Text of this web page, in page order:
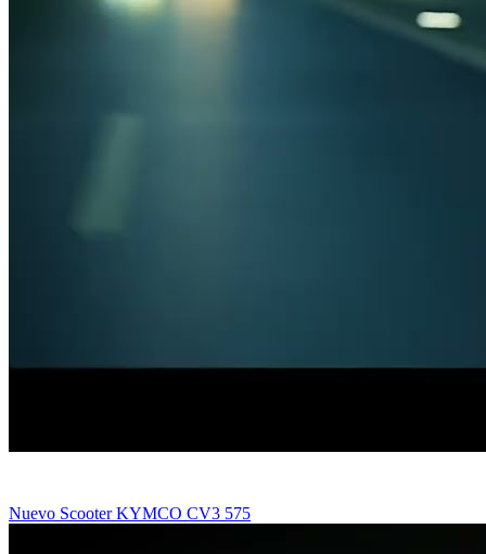
Nuevo Scooter KYMCO CV3 575